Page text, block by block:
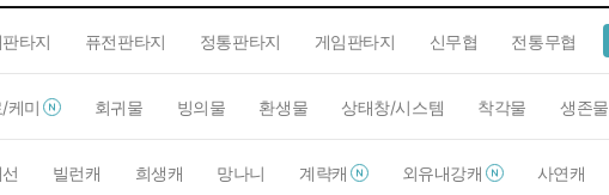
타지 퓨전판타지 정통판타지 게임판타지 신무협 전통무협
케미 회귀물 빙의물 환생물 상태창/시스템 착각물 생존물
빌런캐 희생캐 망나니 계략캐 외유내강캐 사연캐